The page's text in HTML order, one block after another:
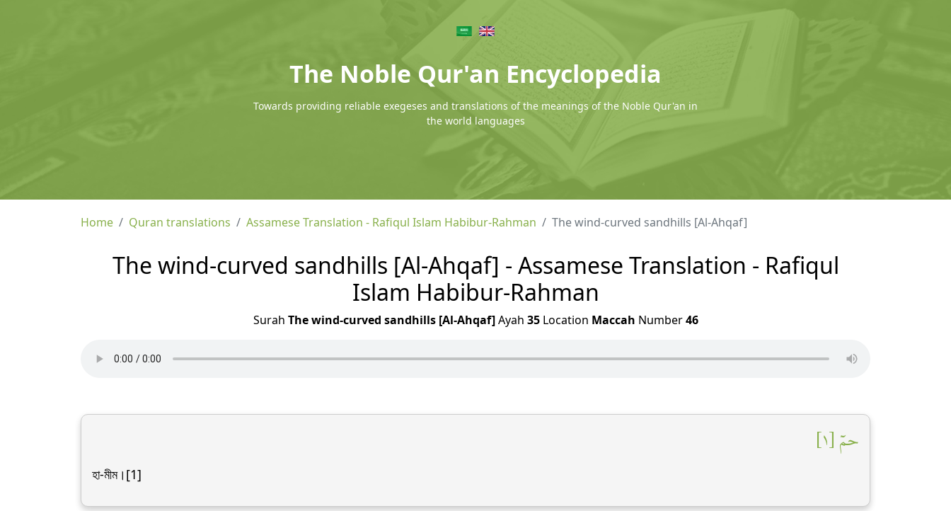
The Noble Qur'an Encyclopedia
Towards providing reliable exegeses and translations of the meanings of the Noble Qur'an in
the world languages
Home Quran translations Assamese Translation - Rafiqul Islam Habibur-Rahman The wind-curved sandhills [Al-Ahqaf]
The wind-curved sandhills [Al-Ahqaf] - Assamese Translation - Rafiqul
Islam Habibur-Rahman
Surah The wind-curved sandhills [Al-Ahqaf]Ayah 35Location Maccah Number46
حمٓ [١]
হা-মীম।[1]